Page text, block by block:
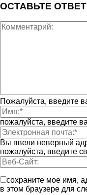
ОСТАВЬТЕ ОТВЕТ
Пожалуйста, введите
пожалуйста, введите
Вы ввели неверный
пожалуйста, введите
сохраните мое имя,
в этом браузере для